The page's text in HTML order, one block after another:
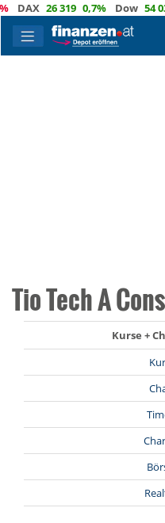
26 319 0,7% Dow 54 037
Tio Tech A
Kurse +